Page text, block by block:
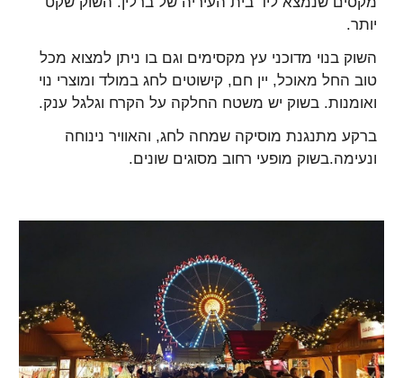
יותר.
השוק בנוי מדוכני עץ מקסימים וגם בו ניתן למצוא מכל
טוב החל מאוכל, יין חם, קישוטים לחג במולד ומוצרי נוי
ואומנות. בשוק יש משטח החלקה על הקרח וגלגל ענק.
ברקע מתנגנת מוסיקה שמחה לחג, והאוויר נינוחה
ונעימה.בשוק מופעי רחוב מסוגים שונים.